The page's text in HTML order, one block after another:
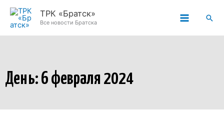
Перейти
ТРК «Братск»
Все новости Братска
День: 6 февраля 2024